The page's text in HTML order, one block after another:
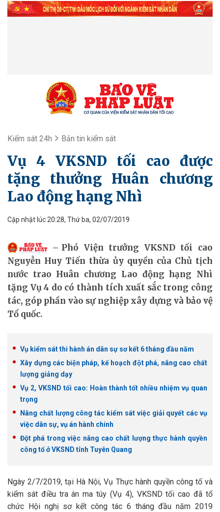
Kiểm sát 24h Bản tin kiểm sát
Vụ 4 VKSND tối cao được
tặng thưởng Huân chương
Lao động hạng Nhì
Cập nhật lúc 20:28, Thứ ba, 02/07/2019
Phó Viện trưởng VKSND tối cao
Nguyễn Huy Tiến thừa ủy quyền của Chủ tịch
nước trao Huân chương Lao động hạng Nhì
tặng Vụ 4 do có thành tích xuất sắc trong công
tác, góp phần vào sự nghiệp xây dựng và bảo vệ
Tổ quốc.
Vụ kiểm sát thi hành án dân sự sơ kết 6 tháng đầu năm
Xây dựng các biện pháp, kế hoạch đột phá, nâng cao chất
lượng giảng dạy
Vụ 2, VKSND tối cao: Hoàn thành tốt nhiều nhiệm vụ quan
trọng
Nâng chất lượng công tác kiểm sát việc giải quyết các vụ
việc dân sự, vụ án hành chính
Đột phá trong việc nâng cao chất lượng thực hành quyền
công tố ở VKSND tỉnh Tuyên Quang
Ngày 2/7/2019, tại Hà Nội, Vụ Thực hành quyền công tố và
kiểm sát điều tra án ma túy (Vụ 4), VKSND tối cao đã tổ
chức Hội nghị sơ kết công tác 6 tháng đầu năm 2019